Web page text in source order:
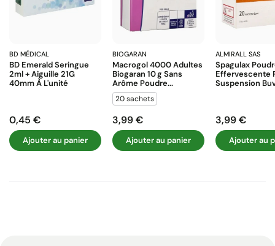
BD MÉDICAL
BD Emerald Seringue
2ml + Aiguille 21G
40mm À L'unité
Prix
0,45 €
Ajouter au panier
BIOGARAN
Macrogol 4000 Adultes
Biogaran 10 G Sans
Arôme Poudre...
20 sachets
Prix
3,99 €
Ajouter au panier
ALMIRALL SAS
Spagulax
Effervescente
Suspension
Prix
3,99 €
Ajouter au